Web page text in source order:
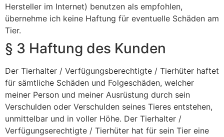
Hersteller im Internet) benutzen als empfohlen,
übernehme ich keine Haftung für eventuelle Schäden am
Tier.
§ 3 Haftung des Kunden
Der Tierhalter / Verfügungsberechtigte / Tierhüter haftet
für sämtliche Schäden und Folgeschäden, welcher
meiner Person und meiner Ausrüstung durch sein
Verschulden oder Verschulden seines Tieres entstehen,
unmittelbar und in voller Höhe. Der Tierhalter /
Verfügungserechtigte / Tierhüter hat für sein Tier eine